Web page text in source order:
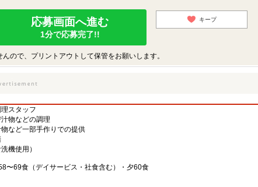
応募画面へ進む
1分で応募完了!!
キープ
ので、プリントアウトして保管をお願いします。
スタッフ
物などの調理
など一部手作りでの提供
機使用）
69食（デイサービス・社食含む）・夕60食